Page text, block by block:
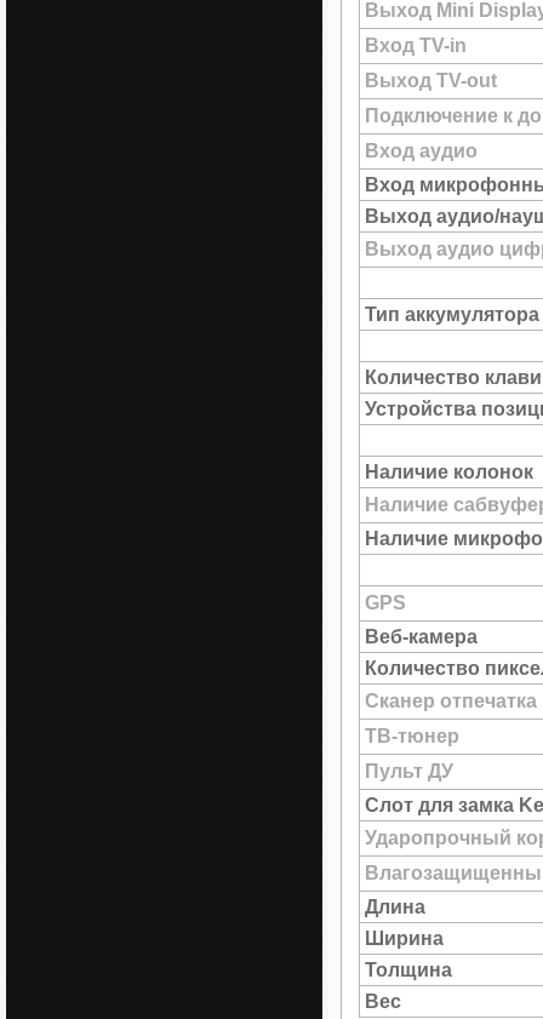
Выход Mini
Вход TV-in
Выход TV-out
Подключение к
Вход аудио
Вход
Выход аудио/
Выход аудио
Тип аккумулятора
Количество
Устройства
Наличие колонок
Наличие
Наличие
GPS
Веб-камера
Количество
Сканер
ТВ-тюнер
Пульт ДУ
Слот для замка
Ударопрочный
Длина
Ширина
Толщина
Вес